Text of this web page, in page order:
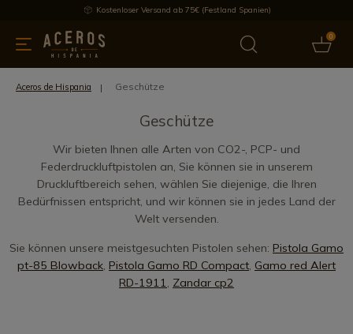
Kostenloser Versand ab 75€ (Festland Spanien)
0
Bietet Aktuelles Bestseller
Aceros de Hispania Geschütze
Geschütze
Wir bieten Ihnen alle Arten von CO2-, PCP- und
Federdruckluftpistolen an, Sie können sie in unserem
Druckluftbereich sehen, wählen Sie diejenige, die Ihren
Bedürfnissen entspricht, und wir können sie in jedes Land der
Welt versenden.
Sie können unsere meistgesuchten Pistolen sehen: Pistola Gamo
pt-85 Blowback, Pistola Gamo RD Compact, Gamo red Alert
RD-1911, Zandar cp2